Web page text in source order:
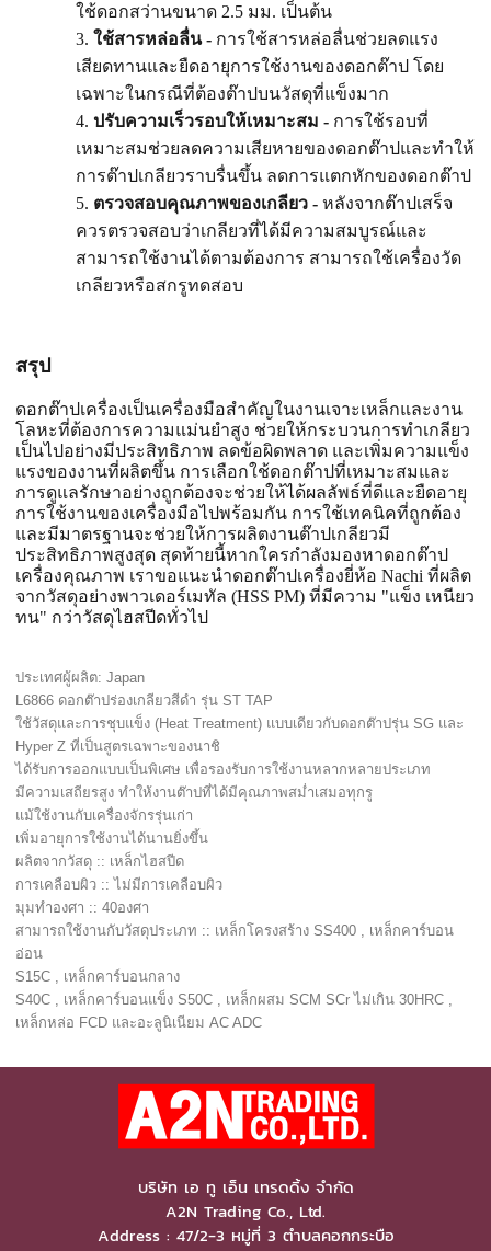
ใช้ดอกสว่านขนาด 2.5 มม. เป็นต้น
ใช้สารหล่อลื่น - การใช้สารหล่อลื่นช่วยลดแรง
เสียดทานและยืดอายุการใช้งานของดอกต๊าป โดย
เฉพาะในกรณีที่ต้องต๊าปบนวัสดุที่แข็งมาก
ปรับความเร็วรอบให้เหมาะสม - การใช้รอบที่
เหมาะสมช่วยลดความเสียหายของดอกต๊าปและทำให้
การต๊าปเกลียวราบรื่นขึ้น ลดการแตกหักของดอกต๊าป
ตรวจสอบคุณภาพของเกลียว - หลังจากต๊าปเสร็จ
ควรตรวจสอบว่าเกลียวที่ได้มีความสมบูรณ์และ
สามารถใช้งานได้ตามต้องการ สามารถใช้เครื่องวัด
เกลียวหรือสกรูทดสอบ
สรุป
ดอกต๊าปเครื่องเป็นเครื่องมือสำคัญในงานเจาะเหล็กและงาน
โลหะที่ต้องการความแม่นยำสูง ช่วยให้กระบวนการทำเกลียว
เป็นไปอย่างมีประสิทธิภาพ ลดข้อผิดพลาด และเพิ่มความแข็ง
แรงของงานที่ผลิตขึ้น การเลือกใช้ดอกต๊าปที่เหมาะสมและ
การดูแลรักษาอย่างถูกต้องจะช่วยให้ได้ผลลัพธ์ที่ดีและยืดอายุ
การใช้งานของเครื่องมือไปพร้อมกัน การใช้เทคนิคที่ถูกต้อง
และมีมาตรฐานจะช่วยให้การผลิตงานต๊าปเกลียวมี
ประสิทธิภาพสูงสุด สุดท้ายนี้หากใครกำลังมองหาดอกต๊าป
เครื่องคุณภาพ เราขอแนะนำดอกต๊าปเครื่องยี่ห้อ Nachi ที่ผลิต
จากวัสดุอย่างพาวเดอร์เมทัล (HSS PM) ที่มีความ "แข็ง เหนียว
ทน" กว่าวัสดุไฮสปีดทั่วไป
ประเทศผู้ผลิต: Japan
L6866 ดอกต๊าปร่องเกลียวสีดำ รุ่น ST TAP
ใช้วัสดุและการชุบแข็ง (Heat Treatment) แบบเดียวกับดอกต๊าปรุ่น SG และ
Hyper Z ที่เป็นสูตรเฉพาะของนาชิ
ได้รับการออกแบบเป็นพิเศษ เพื่อรองรับการใช้งานหลากหลายประเภท
มีความเสถียรสูง ทำให้งานต๊าปที่ได้มีคุณภาพสม่ำเสมอทุกรู
แม้ใช้งานกับเครื่องจักรรุ่นเก่า
เพิ่มอายุการใช้งานได้นานยิ่งขึ้น
ผลิตจากวัสดุ :: เหล็กไฮสปีด
การเคลือบผิว :: ไม่มีการเคลือบผิว
มุมทำองศา :: 40องศา
สามารถใช้งานกับวัสดุประเภท :: เหล็กโครงสร้าง SS400 , เหล็กคาร์บอน
อ่อน
S15C , เหล็กคาร์บอนกลาง
S40C , เหล็กคาร์บอนแข็ง S50C , เหล็กผสม SCM SCr ไม่เกิน 30HRC ,
เหล็กหล่อ FCD และอะลูนิเนียม AC ADC
บริษัท เอ ทู เอ็น เทรดดิ้ง จำกัด
A2N Trading Co., Ltd.
Address : 47/2-3 หมู่ที่ 3 ตำบลคอกกระบือ